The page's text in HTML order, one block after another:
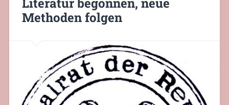
Literatur begonnen, neue
Methoden folgen